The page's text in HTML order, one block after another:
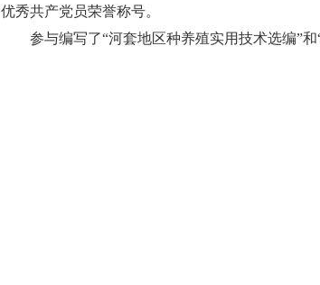
优秀共产党员荣誉称号。
参与编写了“河套地区种养殖实用技术选编”